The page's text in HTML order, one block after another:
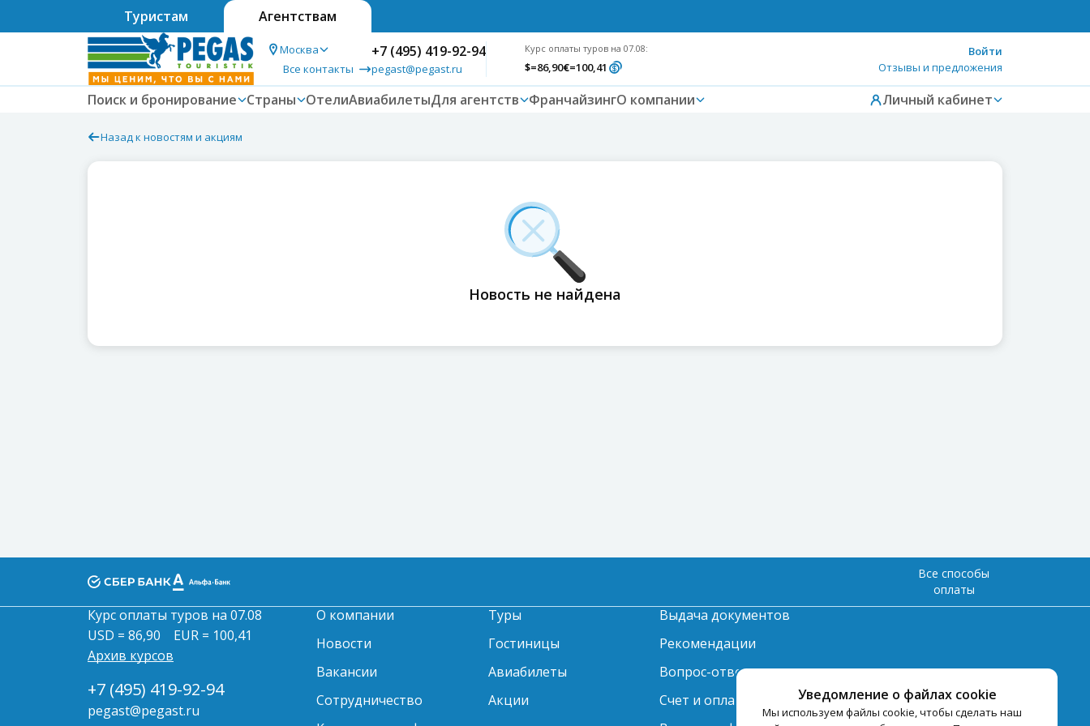
Туристам Агентствам
Москва
Все контакты
+7 (495) 419-92-94
pegast@pegast.ru
Курс оплаты туров на 07.08:
$=86,90€=100,41
Войти
Отзывы и предложения
Поиск и бронирование Страны ОтелиАвиабилетыДля агентств ФранчайзингО компании Личный кабинет
Назад к новостям и акциям
Новость не найдена
Уведомление о файлах cookie
Мы используем файлы cookie, чтобы сделать наш
Все способы
оплаты
Курс оплаты туров на 07.08
USD = 86,90
EUR = 100,41
Архив курсов
+7 (495) 419-92-94
pegast@pegast.ru
О компании
Новости
Вакансии
Сотрудничество
Туры
Гостиницы
Авиабилеты
Акции
Выдача документов
Рекомендации
Вопрос-ответ
Счет и оплата